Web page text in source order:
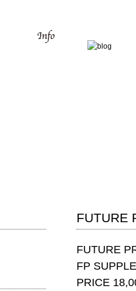
FUTURE
FUTURE
FP
PRICE